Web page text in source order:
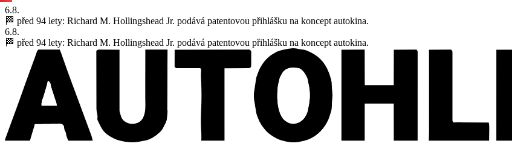
6.8.
🏁 před 94 lety: Richard M. Hollingshead Jr. podává patentovou přihlášku na koncept autokina.
6.8.
🏁 před 94 lety: Richard M. Hollingshead Jr. podává patentovou přihlášku na koncept autokina.